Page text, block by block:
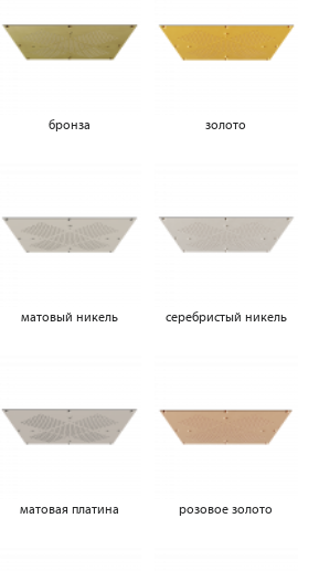
бронза золото
матовый никель серебристый никель
матовая платина розовое золото